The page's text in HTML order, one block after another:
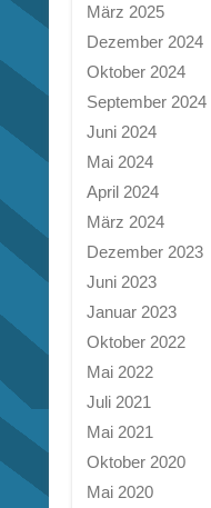
März 2025
Dezember 2024
Oktober 2024
September 2024
Juni 2024
Mai 2024
April 2024
März 2024
Dezember 2023
Juni 2023
Januar 2023
Oktober 2022
Mai 2022
Juli 2021
Mai 2021
Oktober 2020
Mai 2020